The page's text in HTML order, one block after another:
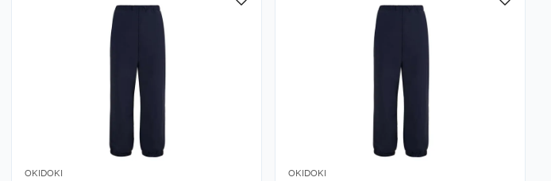
OKIDOKI OKIDOKI